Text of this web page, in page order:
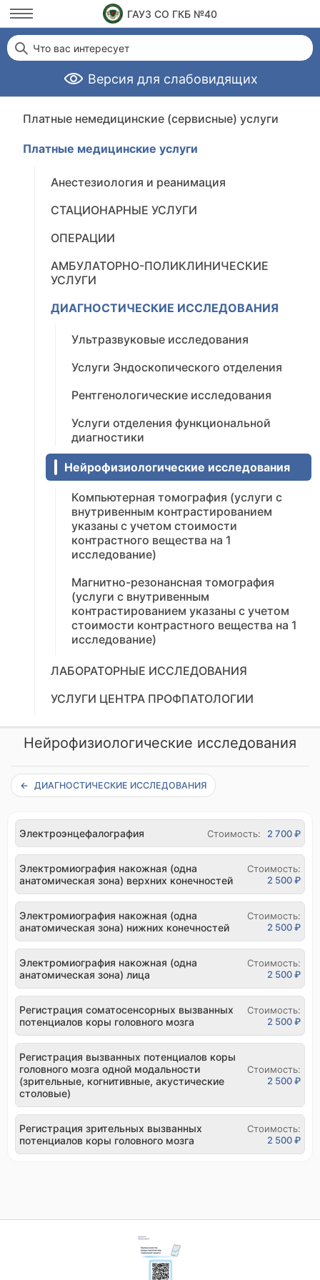
ГАУЗ СО ГКБ №40
Версия для слабовидящих
Что вас интересует
Платные немедицинские (сервисные) услуги
Платные медицинские услуги
Анестезиология и реанимация
СТАЦИОНАРНЫЕ УСЛУГИ
ОПЕРАЦИИ
АМБУЛАТОРНО-ПОЛИКЛИНИЧЕСКИЕ
УСЛУГИ
ДИАГНОСТИЧЕСКИЕ ИССЛЕДОВАНИЯ
Ультразвуковые исследования
Услуги Эндоскопического отделения
Рентгенологические исследования
Услуги отделения функциональной
диагностики
Нейрофизиологические исследования
Компьютерная томография (услуги с
внутривенным контрастированием
указаны с учетом стоимости
контрастного вещества на 1
исследование)
Магнитно-резонансная томография
(услуги с внутривенным
контрастированием указаны с учетом
стоимости контрастного вещества на 1
исследование)
ЛАБОРАТОРНЫЕ ИССЛЕДОВАНИЯ
УСЛУГИ ЦЕНТРА ПРОФПАТОЛОГИИ
Нейрофизиологические исследования
ДИАГНОСТИЧЕСКИЕ ИССЛЕДОВАНИЯ
Электроэнцефалография Стоимость: 2 700 ₽
Электромиография накожная (одна
анатомическая зона) верхних конечностей
Стоимость:
2 500 ₽
Электромиография накожная (одна
анатомическая зона) нижних конечностей
Стоимость:
2 500 ₽
Электромиография накожная (одна
анатомическая зона) лица
Стоимость:
2 500 ₽
Регистрация соматосенсорных вызванных
потенциалов коры головного мозга
Стоимость:
2 500 ₽
Регистрация вызванных потенциалов коры
головного мозга одной модальности
(зрительные, когнитивные, акустические
столовые)
Стоимость:
2 500 ₽
Регистрация зрительных вызванных
потенциалов коры головного мозга
Стоимость:
2 500 ₽